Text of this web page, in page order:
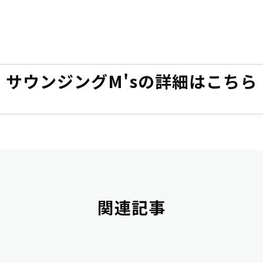
サウンジングM'sの詳細はこちら
関連記事